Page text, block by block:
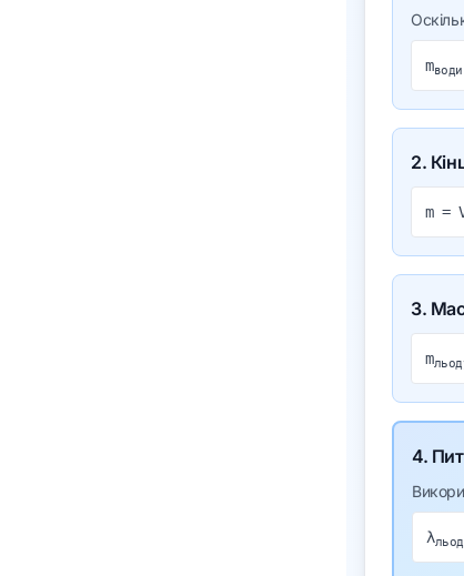
mводи
2.
m =
3.
m
4.
λ